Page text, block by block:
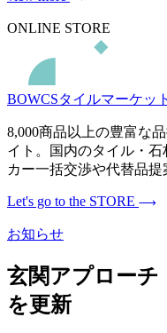
ONLINE STORE
BOWCSタイルマーケット
8,000商品以上の豊富な
イト。国内のタイル・
カー一括交渉や代替品提
Let's go to the STORE
お知らせ
玄関アプローチ
を更新